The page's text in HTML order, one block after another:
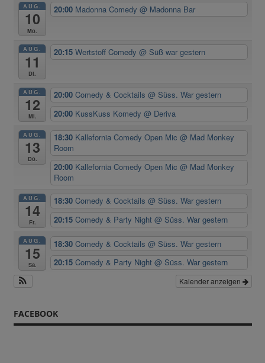
AUG.
10
Mo.
20:00 Madonna Comedy@ Madonna Bar
AUG.
11
Di.
20:15Wertstoff Comedy@ Süß war gestern
AUG.
12
Mi.
20:00Comedy & Cocktails@ Süss. War gestern
20:00 KussKuss Komedy@ Deriva
AUG.
13
Do.
18:30 Kallefornia Comedy Open Mic@ Mad Monkey
Room
20:00 Kallefornia Comedy Open Mic@ Mad Monkey
Room
AUG.
14
Fr.
18:30Comedy & Cocktails@ Süss. War gestern
20:15Comedy & Party Night@ Süss. War gestern
AUG.
15
Sa.
18:30Comedy & Cocktails@ Süss. War gestern
20:15Comedy & Party Night@ Süss. War gestern
Kalender anzeigen
FACEBOOK